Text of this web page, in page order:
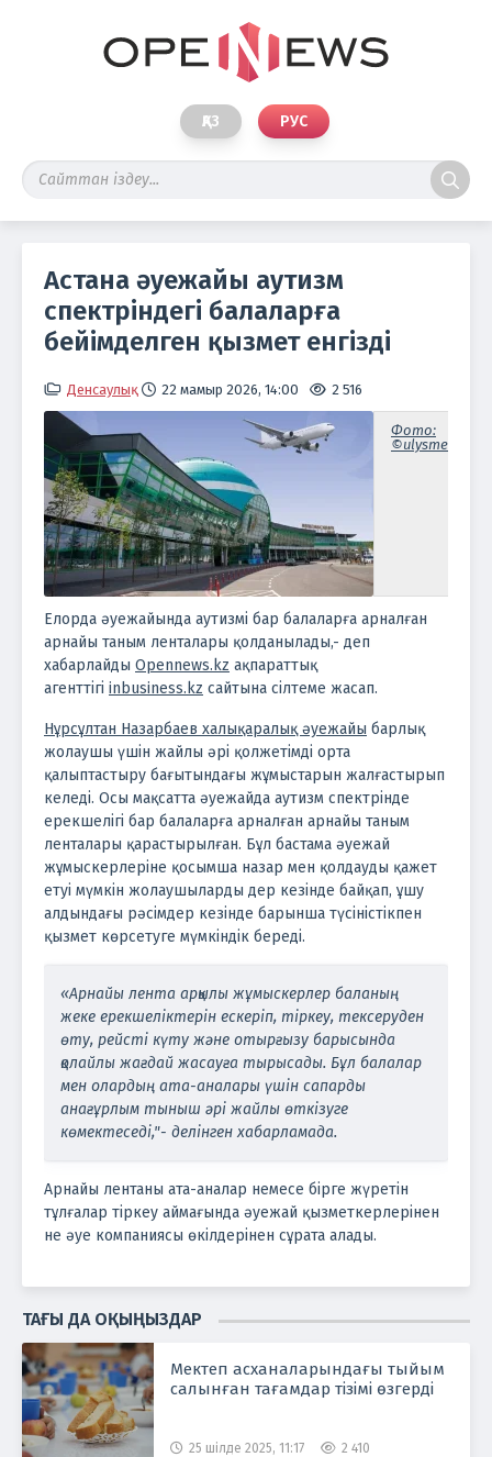
ҚАЗ РУС
Астана әуежайы аутизм
спектріндегі балаларға
бейімделген қызмет енгізді
Денсаулық 22 мамыр 2026, 14:00 2 516
Фото:
©️ulysmedia.kz
Елорда әуежайында аутизмі бар балаларға арналған
арнайы таным ленталары қолданылады,- деп
хабарлайды Opennews.kz ақпараттық
агенттігі inbusiness.kz сайтына сілтеме жасап.
Нұрсұлтан Назарбаев халықаралық әуежайы барлық
жолаушы үшін жайлы әрі қолжетімді орта
қалыптастыру бағытындағы жұмыстарын жалғастырып
келеді. Осы мақсатта әуежайда аутизм спектрінде
ерекшелігі бар балаларға арналған арнайы таным
ленталары қарастырылған. Бұл бастама әуежай
жұмыскерлеріне қосымша назар мен қолдауды қажет
етуі мүмкін жолаушыларды дер кезінде байқап, ұшу
алдындағы рәсімдер кезінде барынша түсіністікпен
қызмет көрсетуге мүмкіндік береді.
«Арнайы лента арқылы жұмыскерлер баланың
жеке ерекшеліктерін ескеріп, тіркеу, тексеруден
өту, рейсті күту және отырғызу барысында
қолайлы жағдай жасауға тырысады. Бұл балалар
мен олардың ата-аналары үшін сапарды
анағұрлым тыныш әрі жайлы өткізуге
көмектеседі,"- делінген хабарламада.
Арнайы лентаны ата-аналар немесе бірге жүретін
тұлғалар тіркеу аймағында әуежай қызметкерлерінен
не әуе компаниясы өкілдерінен сұрата алады.
ТАҒЫ ДА ОҚЫҢЫЗДАР
Мектеп асханаларындағы тыйым
салынған тағамдар тізімі өзгерді
25 шілде 2025, 11:17 2 410